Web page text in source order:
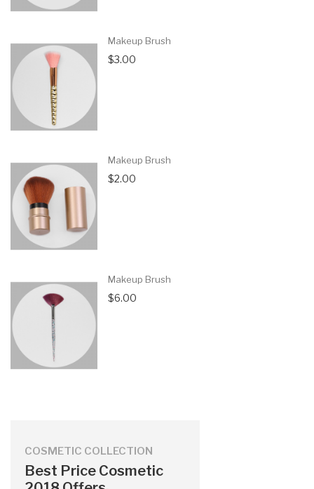
COSMETIC COLLECTION
Best Price Cosmetic
Makeup Brush
$3.00
Makeup Brush
$2.00
Makeup Brush
$6.00